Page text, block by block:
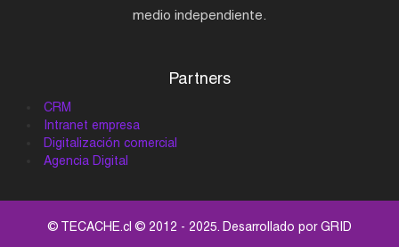
medio independiente.
Partners
CRM
Intranet empresa
Digitalización comercial
Agencia Digital
© TECACHE.cl © 2012 - 2025. Desarrollado porGRID